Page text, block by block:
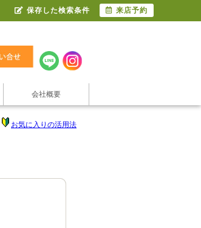
会社概要
お気に入りの活用法
保存した検索条件 来店予約